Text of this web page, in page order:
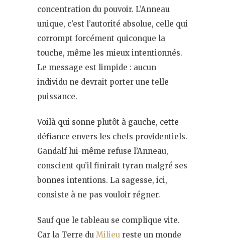
concentration du pouvoir. L’Anneau
unique, c’est l’autorité absolue, celle qui
corrompt forcément quiconque la
touche, même les mieux intentionnés.
Le message est limpide : aucun
individu ne devrait porter une telle
puissance.
Voilà qui sonne plutôt à gauche, cette
défiance envers les chefs providentiels.
Gandalf lui-même refuse l’Anneau,
conscient qu’il finirait tyran malgré ses
bonnes intentions. La sagesse, ici,
consiste à ne pas vouloir régner.
Sauf que le tableau se complique vite.
Car la Terre du Milieu reste un monde